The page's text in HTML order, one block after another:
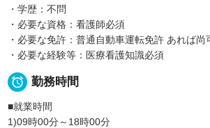
・学歴：不問
・必要な資格：看護師必須
・必要な免許：普通自動車運転免許 あれば尚
・必要な経験等：医療看護知識必須
 勤務時間
■就業時間
1)09時00分～18時00分